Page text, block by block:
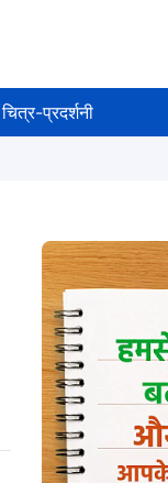
चित्र-प्रदर्शनी